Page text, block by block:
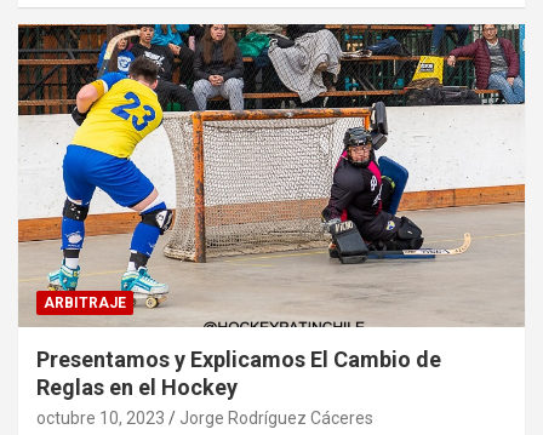
ARBITRAJE
Presentamos y Explicamos El Cambio de
Reglas en el Hockey
octubre 10, 2023 Jorge Rodríguez Cáceres